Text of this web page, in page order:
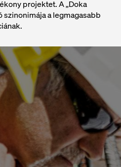
projektet. A „Doka
szinonimája a legmagasabb